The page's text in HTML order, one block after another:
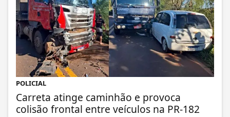
POLICIAL
Carreta atinge caminhão e provoca
colisão frontal entre veículos na PR-182